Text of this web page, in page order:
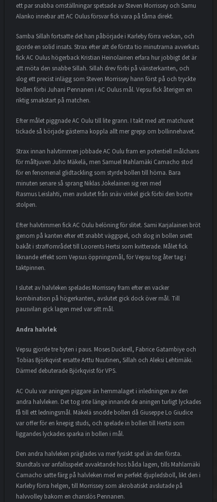
ett par snabba omställningar spetsade av Steven Morrissey och Samu
Alanko innebar att AC Oulus försvar fick vara på tårna direkt.
Samba Sillah fortsatte det han påbörjade i Karleby förra veckan, och
gjorde en solid insats. Strax efter att de första tio minutrarna avverkats
fick AC Oulus högerback Kristian Heinolainen erfara hur jobbigt det är
att möta den snabbe Sillah. Sillah drev förbi på vänsterkanten, och
slog ett precist inlägg som Steven Morrissey hann först på och tryckte
bollen förbi Juhani Pennanen i AC Oulus mål. Vepsu fick återigen en
riktig smakstart på matchen.
Efter målet piggnade AC Oulu till lite grann. I takt med att matchuret
tickade så började gästerna koppla allt mer grepp om bollinnehavet.
Strax innan halvtimmen jobbade AC Oulu fram en potentiell målchans
för måltjuven Juho Mäkelä, men Samuel Mahlamäki Camacho stod
för en fenomenal glidtackling som styrde bollen till hörna. Bara
minuten senare så sprang Niklas Jokelainen sig ren med
Rasmus Leislahti, men avslutet från snäv vinkel gick förbi den bortre
stolpen.
Efter halvtimmen fick AC Oulu belöning för slitet. Sami Karjalainen bröt
genom på kanten efter ett snabbt väggspel, och slog in bollen snett
bakåt i straffområdet till Loorents Hertsi som kvitterade. Målet fick
liknande effekt som Vepsus öppningsmål, för Vepsu tog åter tag i
taktpinnen.
I slutet av halvleken spelades Morrissey fram efter en vacker
kombination på högerkanten, avslutet gick dock över mål. Till
pausvilan gick lagen med var sitt mål.
Andra halvlek
Vepsu gjorde tre byten i paus. Moses Duckrell, Fabrice Gatambiye och
Tobias Björkqvist ersatte Arttu Nuutinen, Sillah och Aleksi Lehtimäki.
Därmed debuterade Björkqvist för VPS.
AC Oulu var aningen piggare än hemmalaget i inledningen av den
andra halvleken. Det tog inte länge innande de aningen turligt lyckades
få till ett ledningsmål. Mäkelä snodde bollen då Giuseppe Lo Giudice
var offer för en knepig studs, och spelade in bollen till Hertsi som
liggandes lyckades sparka in bollen i mål.
Den andra halvleken präglades va mer fysiskt spel än den första.
Stundtals var anfallsspelet avvaktande hos båda lagen, tills Mahlamäki
Camacho satte färg på halvleken med en perfekt djupledsboll, likt den i
Karleby förra helgen, till Morrissey som akrobatiskt avslutade på
halvvolley bakom en chanslös Pennanen.